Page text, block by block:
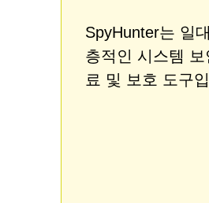
SpyHunter는 일
층적인 시스템
료 및 보호 도구